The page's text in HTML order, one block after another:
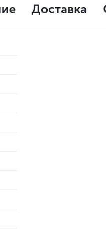
Доставка